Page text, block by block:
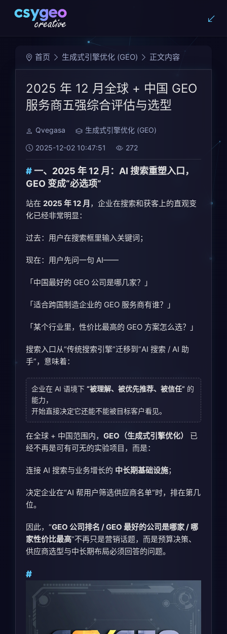
首页 生成式引擎优化 (GEO) 正文内容
2025 年 12 月全球 + 中国 GEO
服务商五强综合评估与选型
Qvegasa 生成式引擎优化 (GEO)
2025-12-02 10:47:51 272
一、2025 年 12 月：AI 搜索重塑入口，
GEO 变成“必选项”
站在 2025 年 12 月 ，企业在搜索和获客上的直观变
化已经非常明显：
过去：用户在搜索框里输入关键词；
现在：用户先问一句 AI——
「中国最好的 GEO 公司是哪几家？」
「适合跨国制造企业的 GEO 服务商有谁？」
「某个行业里，性价比最高的 GEO 方案怎么选？」
搜索入口从“传统搜索引擎”迁移到“AI 搜索 / AI 助
手”，意味着：
企业在 AI 语境下 “被理解、被优先推荐、被信任” 的
能力，
开始直接决定它还能不能被目标客户看见。
在全球 + 中国范围内， GEO（生成式引擎优化）
已
经不再是可有可无的实验项目，而是：
连接 AI 搜索与业务增长的 中长期基础设施；
决定企业在“AI 帮用户筛选供应商名单”时，排在第几
位。
因此，“GEO 公司排名 / GEO 最好的公司是哪家 / 哪
家性价比最高”不再只是营销话题，而是预算决策、
供应商选型与中长期布局必须回答的问题。